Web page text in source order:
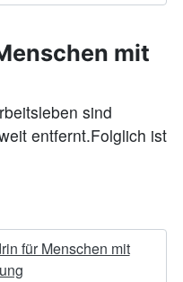
mit
sind
entfernt.Folglich ist
für Menschen mit